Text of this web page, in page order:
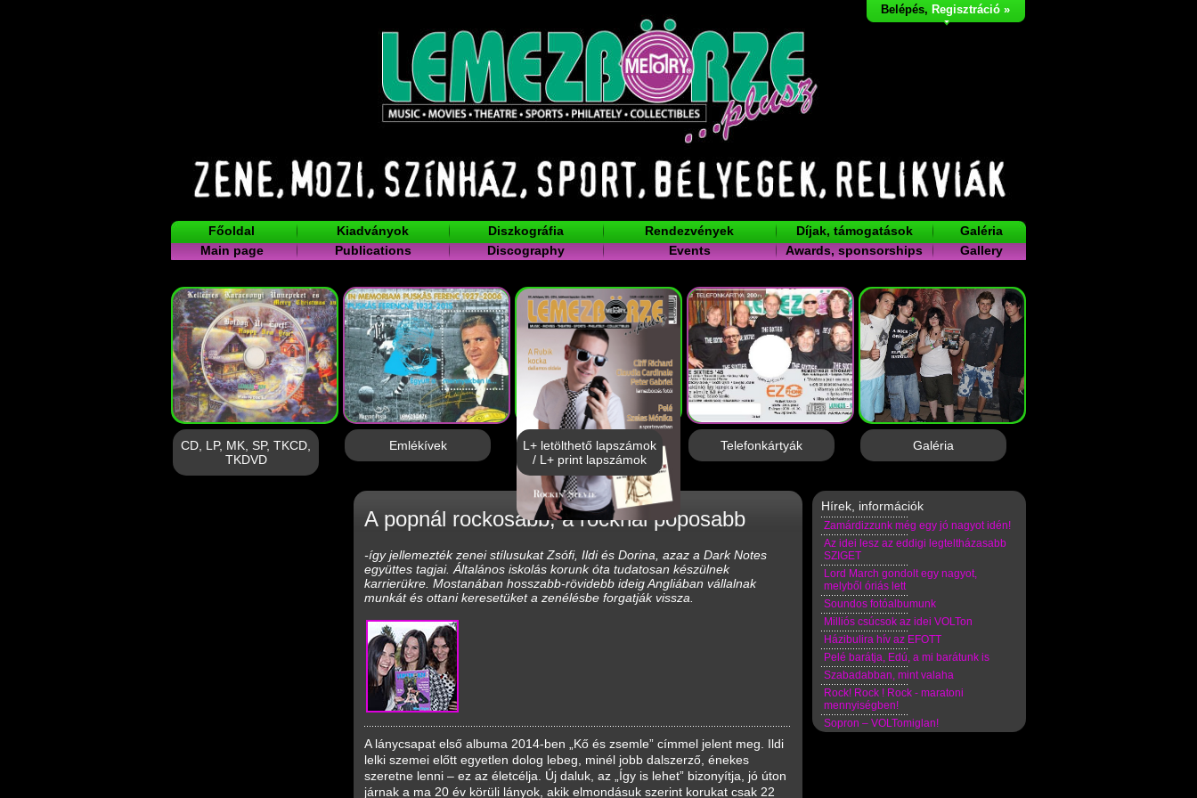
Belépés, Regisztráció »
Főoldal Kiadványok Diszkográfia Rendezvények Díjak, támogatások
Galéria
Main page
Publications Discography Events Awards, sponsorships Gallery
CD, LP, MK, SP, TKCD,
TKDVD
Emlékívek
L+ letölthető lapszámok
/ L+ print lapszámok
Telefonkártyák Galéria
Hírek, információk
Zamárdizzunk még egy jó nagyot idén!
Az idei lesz az eddigi legteltházasabb
SZIGET
Lord March gondolt egy nagyot,
melyből óriás lett
Soundos fotóalbumunk
Milliós csúcsok az idei VOLTon
Házibulira hív az EFOTT
Pelé barátja, Edú, a mi barátunk is
Szabadabban, mint valaha
Rock! Rock ! Rock - maratoni
mennyiségben!
Sopron – VOLTomiglan!
A popnál rockosabb, a rocknál poposabb
-így jellemezték zenei stílusukatZsófi, Ildi és Dorina , azaz a Dark Notes
együttes tagjai. Általános iskolás korunk óta tudatosan készülnek
karrierükre. Mostanában hosszabb-rövidebb ideig Angliában vállalnak
munkát és ottani keresetüket a zenélésbe forgatják vissza.
A lánycsapat első albuma 2014-ben „Kő és zsemle” címmel jelent meg. Ildi
lelki szemei előtt egyetlen dolog lebeg, minél jobb dalszerző, énekes
szeretne lenni – ez az életcélja. Új daluk, az „Így is lehet” bizonyítja, jó úton
járnak a ma 20 év körüli lányok, akik elmondásuk szerint korukat csak 22